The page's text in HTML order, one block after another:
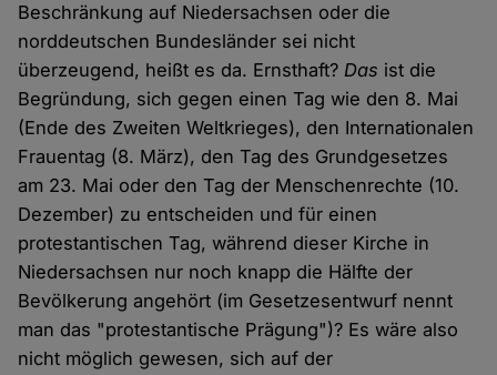
Beschränkung auf Niedersachsen oder die
norddeutschen Bundesländer sei nicht
überzeugend, heißt es da. Ernsthaft?Das ist die
Begründung, sich gegen einen Tag wie den 8. Mai
(Ende des Zweiten Weltkrieges), den Internationalen
Frauentag (8. März), den Tag des Grundgesetzes
am 23. Mai oder den Tag der Menschenrechte (10.
Dezember) zu entscheiden und für einen
protestantischen Tag, während dieser Kirche in
Niedersachsen nur noch knapp die Hälfte der
Bevölkerung angehört (im Gesetzesentwurf nennt
man das "protestantische Prägung")? Es wäre also
nicht möglich gewesen, sich auf der